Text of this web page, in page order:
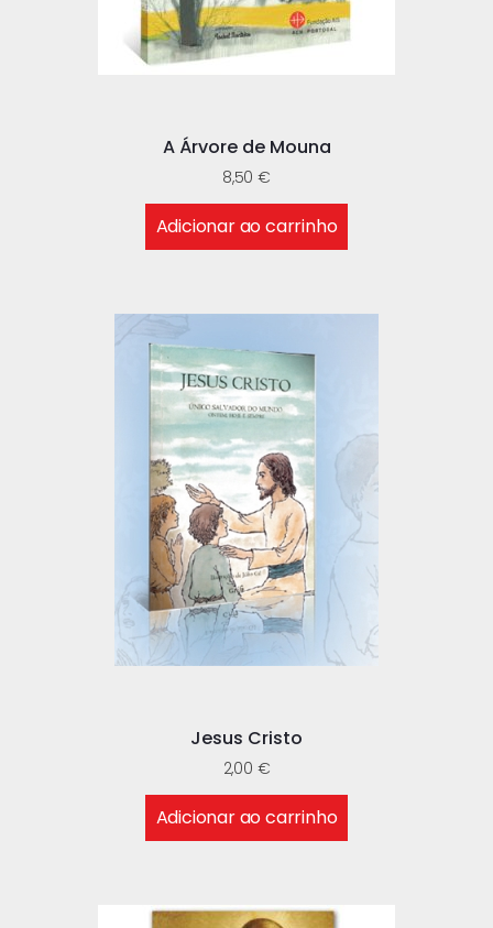
A Árvore de Mouna
8,50€
Adicionar ao carrinho
Jesus Cristo
2,00 €
Adicionar ao carrinho